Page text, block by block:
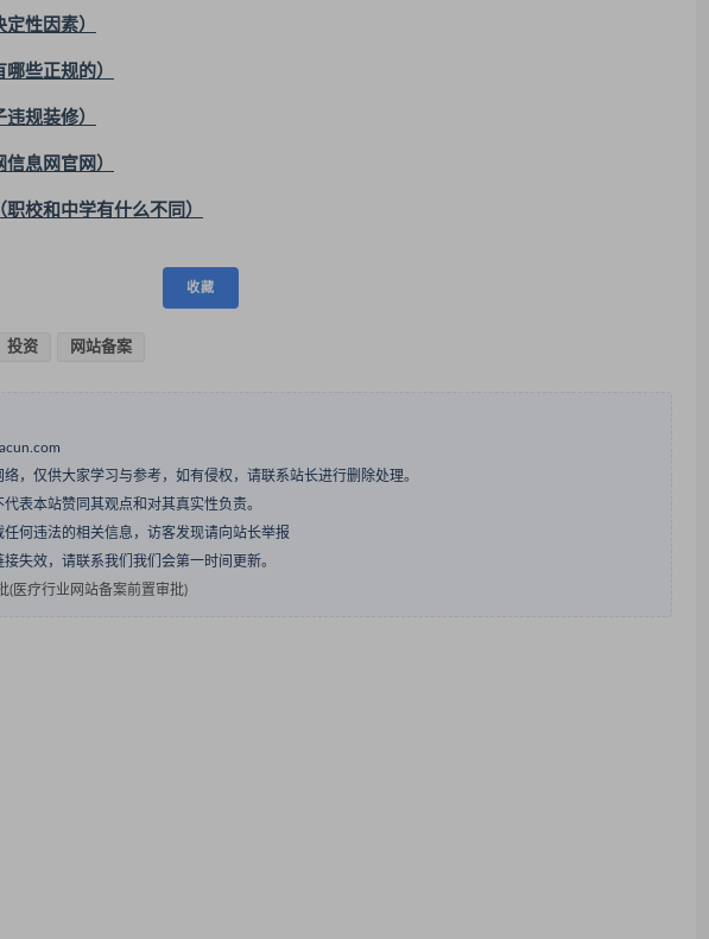
性因素）
些正规的）
规装修）
息网官网）
校和中学有什么不同）
收藏
投资 网站备案
，仅供大家学习与参考，如有侵权，请联系站长进行删除处理。
表本站赞同其观点和对其真实性负责。
何违法的相关信息，访客发现请向站长举报
失效，请联系我们我们会第一时间更新。
(医疗行业网站备案前置审批)